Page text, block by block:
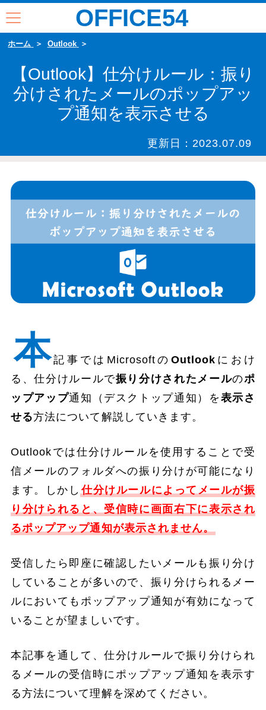
OFFICE54
ホーム Outlook
【Outlook】仕分けルール：振り
分けされたメールのポップアッ
プ通知を表示させる
更新日： 2023.07.09
本記事ではMicrosoftの Outlook におけ
る、仕分けルールで振り分けされたメールのポ
ップアップ通知（デスクトップ通知）を 表示さ
せる方法について解説していきます。
Outlookでは仕分けルールを使用することで受
信メールのフォルダへの振り分けが可能になり
ます。しかし 仕分けルールによってメールが振
り分けられると、受信時に画面右下に表示され
るポップアップ通知が表示されません。
受信したら即座に確認したいメールも振り分け
していることが多いので、振り分けられるメー
ルにおいてもポップアップ通知が有効になって
いることが望ましいです。
本記事を通して、仕分けルールで振り分けられ
るメールの受信時にポップアップ通知を表示す
る方法について理解を深めてください。